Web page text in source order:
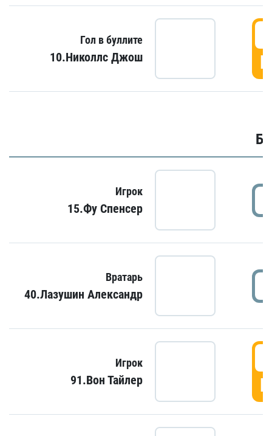
Гол в буллите
10.Николлс Джош
Игрок
15.Фу Спенсер
Вратарь
40.Лазушин Александр
Игрок
91.Вон Тайлер